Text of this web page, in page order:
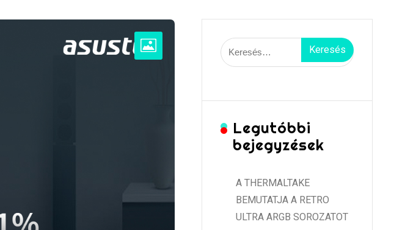
Keresés:
Legutóbbi
bejegyzések
A THERMALTAKE
BEMUTATJA A RETRO
ULTRA ARGB SOROZATOT